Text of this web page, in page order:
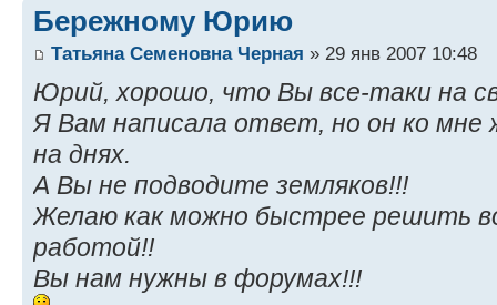
Бережному Юрию
Татьяна Семеновна Черная » 29 янв 2007 10:48
Юрий, хорошо, что Вы все-таки на
Я Вам написала ответ, но он ко мне
на днях.
А Вы не подводите земляков!!!
Желаю как можно быстрее решить
работой!!
Вы нам нужны в форумах!!!